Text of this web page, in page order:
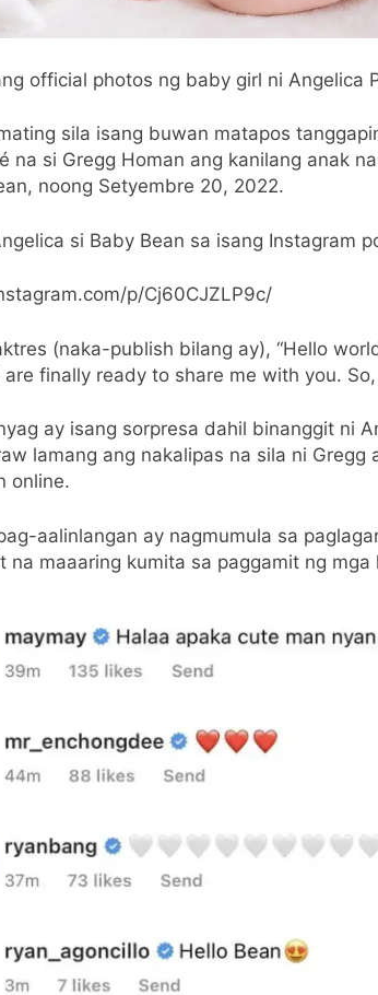
official photos ng baby girl ni Angelica
sila isang buwan matapos
na si Gregg Homan ang kanilang anak
noong Setyembre 20, 2022.
si Baby Bean sa isang Instagram
p/Cj60CJZLP9c/
(naka-publish bilang ay), “Hello
finally ready to share me with you. So,
ay isang sorpresa dahil binanggit ni
lamang ang nakalipas na sila ni
online.
aalinlangan ay nagmumula sa
na maaaring kumita sa paggamit ng mga